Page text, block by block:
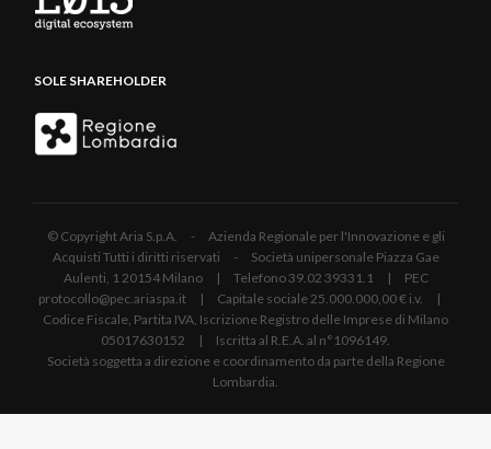
SOLE SHAREHOLDER
© Copyright Aria S.p.A. - Azienda Regionale per l'Innovazione e gli
Acquisti Tutti i diritti riservati - Società unipersonale Piazza Gae
Aulenti, 1 20154 Milano | Telefono 39.02 39331.1 | PEC
protocollo@pec.ariaspa.it | Capitale sociale 25.000.000,00 € i.v. |
Codice Fiscale, Partita IVA, Iscrizione Registro delle Imprese di Milano
05017630152 | Iscritta al R.E.A. al n°1096149.
Società soggetta a direzione e coordinamento da parte della Regione
Lombardia.